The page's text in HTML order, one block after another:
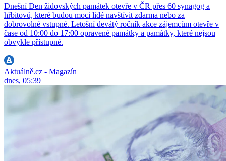
Dnešní Den židovských památek otevře v ČR přes 60 synagog a
hřbitovů, které budou moci lidé navštívit zdarma nebo za
dobrovolné vstupné. Letošní devátý ročník akce zájemcům otevře v
čase od 10:00 do 17:00 opravené památky a památky, které nejsou
obvykle přístupné.
Aktuálně.cz - Magazín
dnes, 05:39